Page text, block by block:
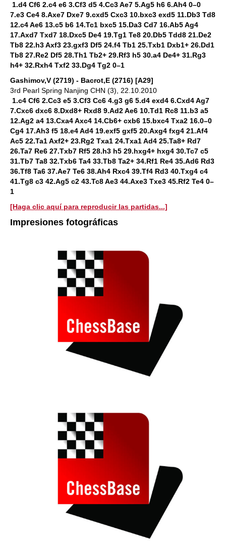
1.d4 Cf6 2.c4 e6 3.Cf3 d5 4.Cc3 Ae7 5.Ag5 h6 6.Ah4 0–0
7.e3 Ce4 8.Axe7 Dxe7 9.cxd5 Cxc3 10.bxc3 exd5 11.Db3 Td8
12.c4 Ae6 13.c5 b6 14.Tc1 bxc5 15.Da3 Cd7 16.Ab5 Ag4
17.Axd7 Txd7 18.Dxc5 De4 19.Tg1 Te8 20.Db5 Tdd8 21.De2
Tb8 22.h3 Axf3 23.gxf3 Df5 24.f4 Tb1 25.Txb1 Dxb1+ 26.Dd1
Tb8 27.Re2 Df5 28.Th1 Tb2+ 29.Rf3 h5 30.a4 De4+ 31.Rg3
h4+ 32.Rxh4 Txf2 33.Dg4 Tg2 0–1
Gashimov,V (2719) - Bacrot,E (2716) [A29]
3rd Pearl Spring Nanjing CHN (3), 22.10.2010
1.c4 Cf6 2.Cc3 e5 3.Cf3 Cc6 4.g3 g6 5.d4 exd4 6.Cxd4 Ag7
7.Cxc6 dxc6 8.Dxd8+ Rxd8 9.Ad2 Ae6 10.Td1 Rc8 11.b3 a5
12.Ag2 a4 13.Cxa4 Axc4 14.Cb6+ cxb6 15.bxc4 Txa2 16.0–0
Cg4 17.Ah3 f5 18.e4 Ad4 19.exf5 gxf5 20.Axg4 fxg4 21.Af4
Ac5 22.Ta1 Axf2+ 23.Rg2 Txa1 24.Txa1 Ad4 25.Ta8+ Rd7
26.Ta7 Re6 27.Txb7 Rf5 28.h3 h5 29.hxg4+ hxg4 30.Tc7 c5
31.Tb7 Ta8 32.Txb6 Ta4 33.Tb8 Ta2+ 34.Rf1 Re4 35.Ad6 Rd3
36.Tf8 Ta6 37.Ae7 Te6 38.Ah4 Rxc4 39.Tf4 Rd3 40.Txg4 c4
41.Tg8 c3 42.Ag5 c2 43.Tc8 Ae3 44.Axe3 Txe3 45.Rf2 Te4 0–
1
[Haga clic aquí para reproducir las partidas...]
Impresiones fotográficas